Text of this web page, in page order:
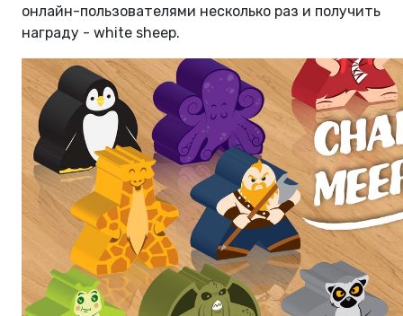
онлайн-пользователями несколько раз и получить
награду - white sheep.